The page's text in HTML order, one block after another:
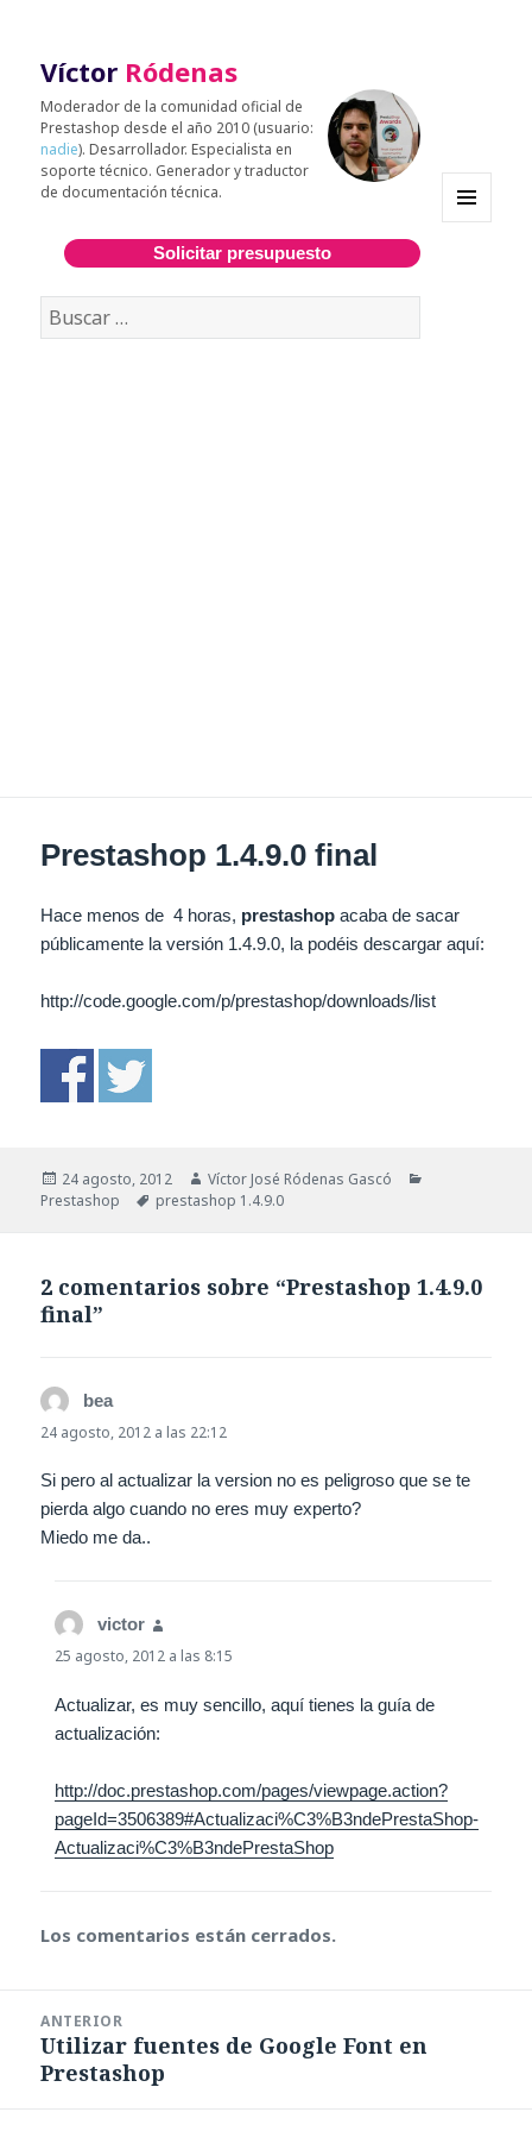
Víctor Ródenas
Moderador de la comunidad oficial de
Prestashop desde el año 2010 (usuario:
nadie). Desarrollador. Especialista en
soporte técnico. Generador y traductor
de documentación técnica.
Solicitar presupuesto
Buscar:
Prestashop 1.4.9.0 final
Hace menos de 4 horas, prestashop acaba de sacar
públicamente la versión 1.4.9.0, la podéis descargar aquí:
http://code.google.com/p/prestashop/downloads/list
Publicado
el
24 agosto, 2012 Autor
Víctor José Ródenas Gascó
Prestashop
Etiquetas
prestashop 1.4.9.0
2 comentarios sobre “Prestashop 1.4.9.0
final”
bea
24 agosto, 2012 a las 22:12
Si pero al actualizar la version no es peligroso que se te
pierda algo cuando no eres muy experto?
Miedo me da..
victor
25 agosto, 2012 a las 8:15
Actualizar, es muy sencillo, aquí tienes la guía de
actualización:
http://doc.prestashop.com/pages/viewpage.action?
pageId=3506389#Actualizaci%C3%B3ndePrestaShop-
Actualizaci%C3%B3ndePrestaShop
Los comentarios están cerrados.
entradas
ANTERIOR
Entrada
anterior:
Utilizar fuentes de Google Font en
Prestashop